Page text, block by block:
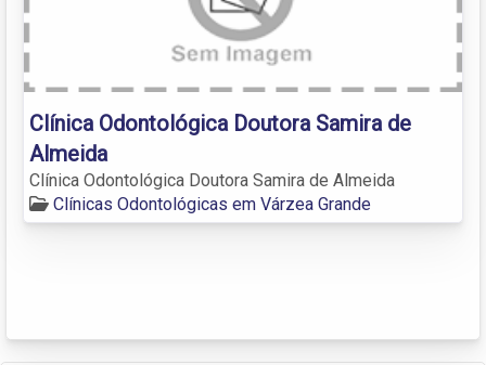
Clínica Odontológica Doutora Samira de
Almeida
Clínica Odontológica Doutora Samira de Almeida
Clínicas Odontológicas em Várzea Grande